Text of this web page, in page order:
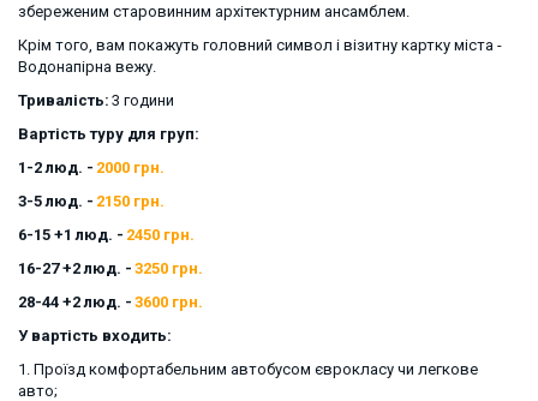
збереженим старовинним архітектурним ансамблем.
Крім того, вам покажуть головний символ і візитну картку міста -
Водонапірна вежу.
Тривалість: 3 години
Вартість туру для груп:
1-2 люд. - 2000 грн.
3-5 люд. - 2150 грн.
6-15 +1 люд. - 2450 грн.
16-27 +2 люд. - 3250 грн.
28-44 +2 люд. - 3600 грн.
У вартість входить:
1. Проїзд комфортабельним автобусом єврокласу чи легкове
авто;